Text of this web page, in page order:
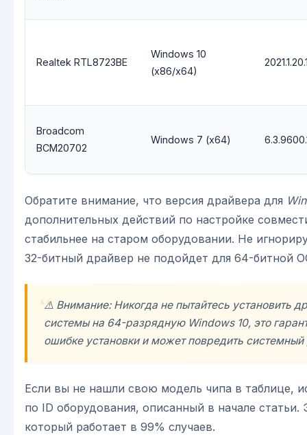
Realtek RTL8723BE
Windows 10
(x86/x64)
Broadcom
BCM20702
Windows 7 (x64)
Обратите внимание, что версия драйвера для
дополнительных действий по настройке
стабильнее на старом оборудовании. Не
32-битный драйвер не подойдет для 64-битной
⚠️ Внимание: Никогда не пытайтесь установить
системы на 64-разрядную Windows 10, это
ошибке установки и может повредить системный
Если вы не нашли свою модель чипа в таблице,
по ID оборудования, описанный в начале
который работает в 99% случаев.